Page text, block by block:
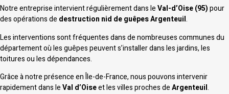
Notre entreprise intervient régulièrement dans leVal-d’Oise (95)pour
des opérations de destruction nid de guêpes Argenteuil.
Les interventions sont fréquentes dans de nombreuses communes du
département où les guêpes peuvent s’installer dans les jardins, les
toitures ou les dépendances.
Grâce à notre présence en Île-de-France, nous pouvons intervenir
rapidement dans leVal d’Oiseet les villes proches deArgenteuil.